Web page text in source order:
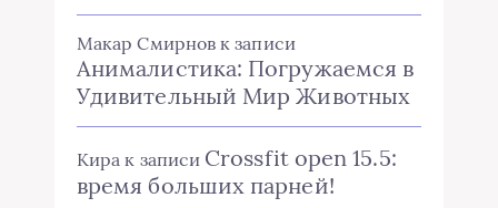
Макар Смирнов к записи
Анималистика: Погружаемся в
Удивительный Мир Животных
Кира к записи Crossfit open 15.5:
время больших парней!